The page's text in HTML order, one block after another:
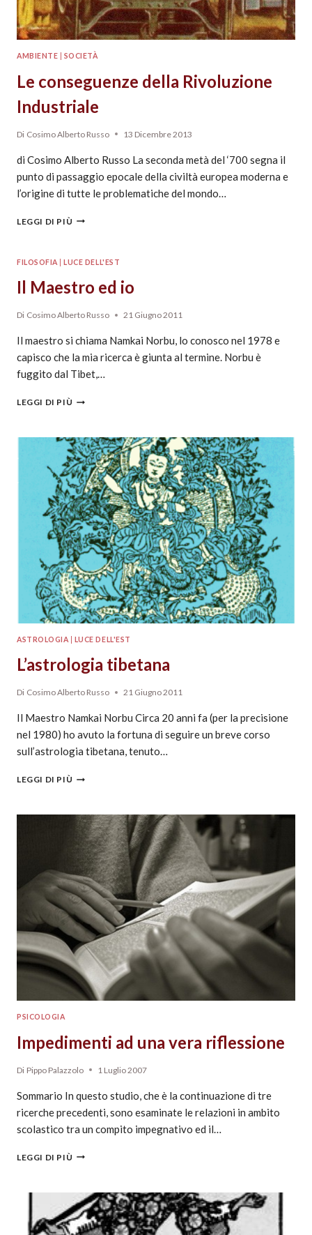
AMBIENTE SOCIETÀ
Le conseguenze della Rivoluzione
Industriale
Di Cosimo Alberto Russo 13 Dicembre 2013
di Cosimo Alberto Russo La seconda metà del ‘700 segna il
punto di passaggio epocale della civiltà europea moderna e
l’origine di tutte le problematiche del mondo…
LEGGI DI PIÙ
FILOSOFIA |LUCE DELL'EST
Il Maestro ed io
Di Cosimo Alberto Russo 21 Giugno 2011
Il maestro si chiama Namkai Norbu, lo conosco nel 1978 e
capisco che la mia ricerca è giunta al termine. Norbu è
fuggito dal Tibet,…
LEGGI DI PIÙ
ASTROLOGIA LUCE DELL'EST
L’astrologia tibetana
Di Cosimo Alberto Russo 21 Giugno 2011
Il Maestro Namkai Norbu Circa 20 anni fa (per la precisione
nel 1980) ho avuto la fortuna di seguire un breve corso
sull’astrologia tibetana, tenuto…
LEGGI DI PIÙ
PSICOLOGIA
Impedimenti ad una vera riflessione
Di Pippo Palazzolo 1 Luglio 2007
Sommario In questo studio, che è la continuazione di tre
ricerche precedenti, sono esaminate le relazioni in ambito
scolastico tra un compito impegnativo ed il…
LEGGI DI PIÙ